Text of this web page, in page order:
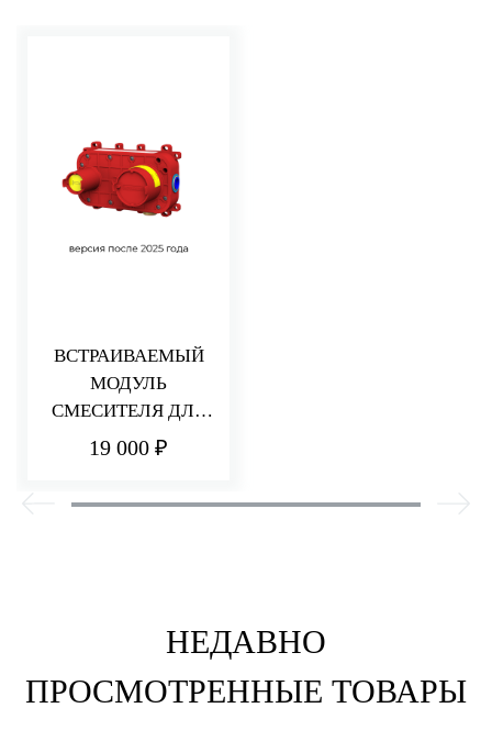
ВСТРАИВАЕМЫЙ
МОДУЛЬ
СМЕСИТЕЛЯ ДЛЯ
РАКОВИНЫ/ДУША
19 000 ₽
НЕДАВНО
ПРОСМОТРЕННЫЕ ТОВАРЫ